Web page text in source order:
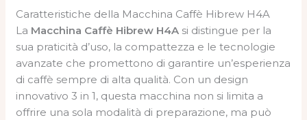
Caratteristiche della Macchina Caffè Hibrew H4A
La Macchina Caffè Hibrew H4A si distingue per la
sua praticità d’uso, la compattezza e le tecnologie
avanzate che promettono di garantire un’esperienza
di caffè sempre di alta qualità. Con un design
innovativo 3 in 1, questa macchina non si limita a
offrire una sola modalità di preparazione, ma può